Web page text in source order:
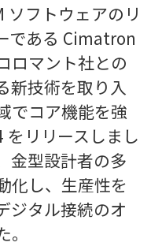
ソフトウェアのリ
である Cimatron
ロマント社との
新技術を取り入
でコア機能を強
リリースしまし
金型設計者の多
化し、生産性を
ジタル接続のオ